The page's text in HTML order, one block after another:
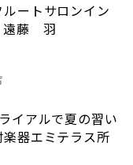
ートサロンイン
遠藤 羽
イアルで夏の習い
器エミテラス所